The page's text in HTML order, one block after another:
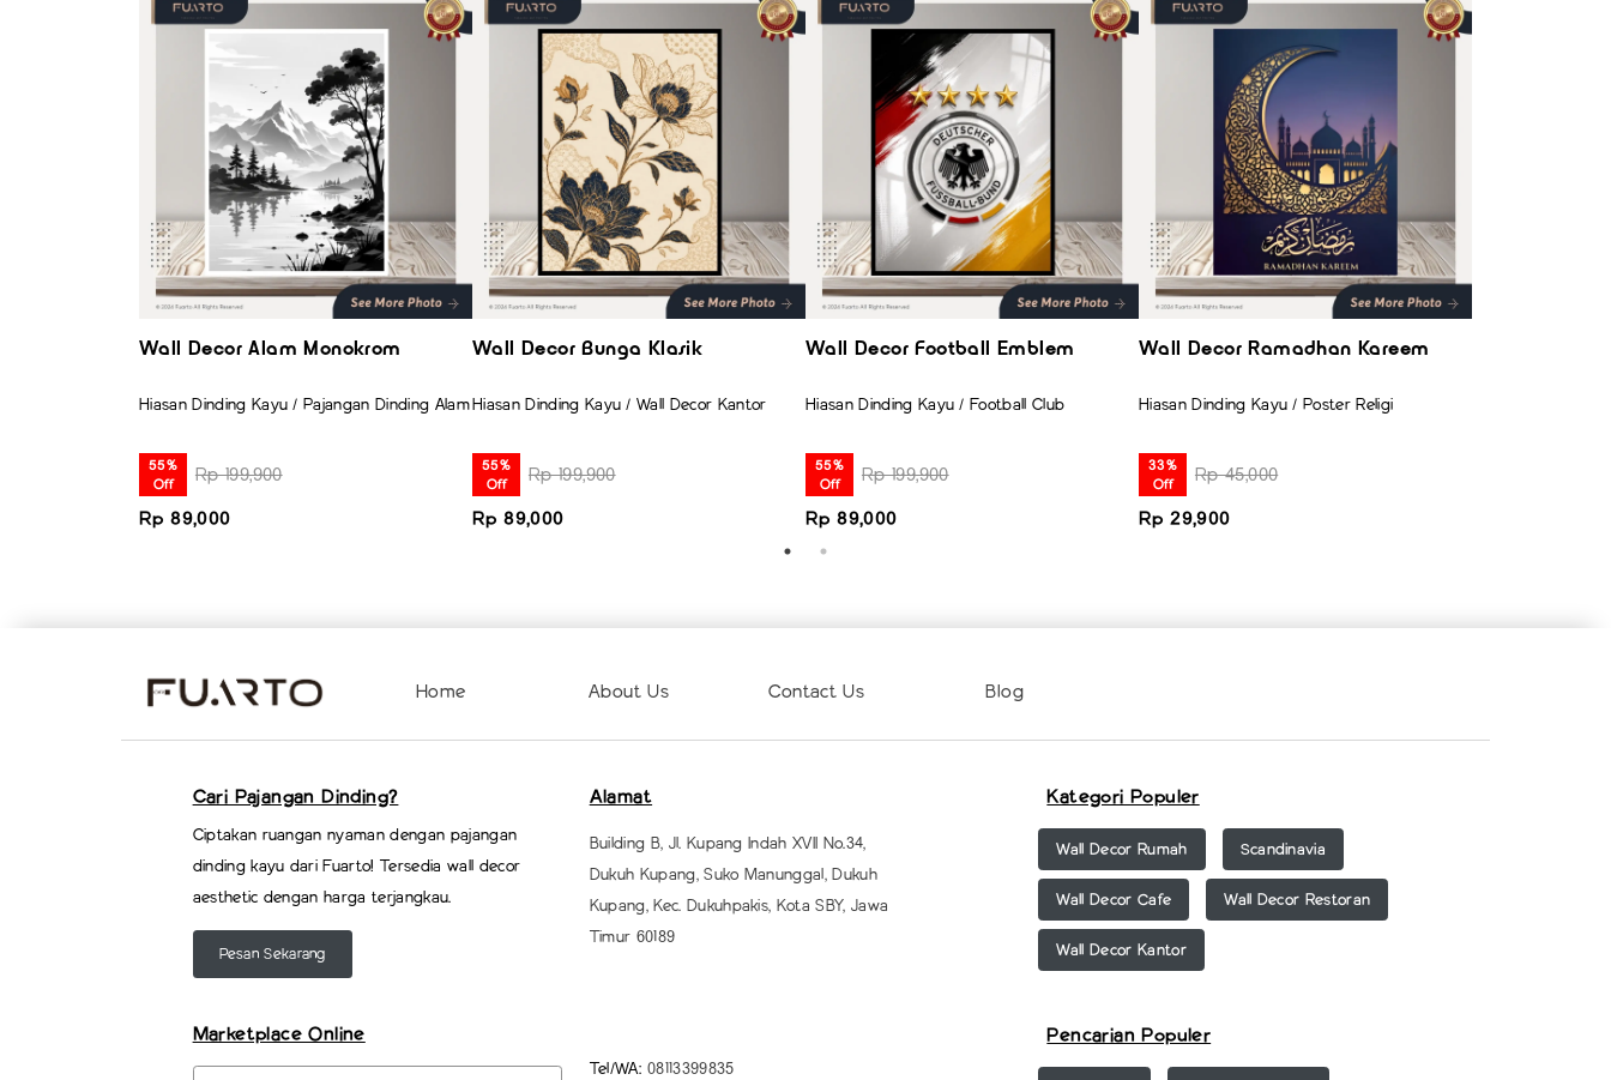
Wall Decor Alam Monokrom
Hiasan Dinding Kayu / Pajangan Dinding Alam
55%
Off
Rp 199,900
Rp 89,000
Wall Decor Bunga Klasik
Hiasan Dinding Kayu / Wall Decor Kantor
55%
Off
Rp 199,900
Rp 89,000
Wall Decor Football Emblem
Hiasan Dinding Kayu / Football Club
55%
Off
Rp 199,900
Rp 89,000
Wall Decor Ramadhan Kareem
Hiasan Dinding Kayu / Poster Religi
33%
Off
Rp 45,000
Rp 29,900
Home About Us Contact Us Blog
Cari Pajangan Dinding?
Ciptakan ruangan nyaman dengan pajangan
dinding kayu dari Fuarto! Tersedia wall decor
aesthetic dengan harga terjangkau.
Pesan Sekarang
Marketplace Online
Alamat
Building B, Jl. Kupang Indah XVII No.34,
Dukuh Kupang, Suko Manunggal, Dukuh
Kupang, Kec. Dukuhpakis, Kota SBY, Jawa
Timur 60189
Tel/WA: 08113399835
Kategori Populer
Wall Decor Rumah Scandinavia
Wall Decor Cafe Wall Decor Restoran
Wall Decor Kantor
Pencarian Populer